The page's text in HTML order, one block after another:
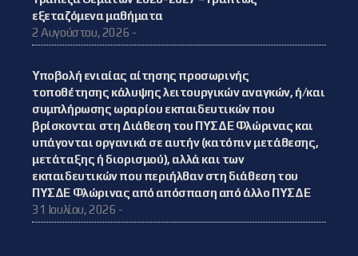
εξεταζόμενα μαθήματα
2 Αυγούστου, 2026 -
Υποβολή ενιαίας αίτησης προσωρινής
τοποθέτησης κάλυψης λειτουργικών αναγκών, ή/και
συμπλήρωσης ωραρίου εκπαιδευτικών που
βρίσκονται στη Διάθεση του ΠΥΣΔΕ Φλώρινας και
υπάγονται οργανικά σε αυτήν (κατόπιν μετάθεσης,
μετάταξης ή διορισμού), αλλά και των
εκπαιδευτικών που περιήλθαν στη διάθεση του
ΠΥΣΔΕ Φλώρινας από απόσπαση από άλλο ΠΥΣΔΕ
31 Ιουλίου, 2026 -